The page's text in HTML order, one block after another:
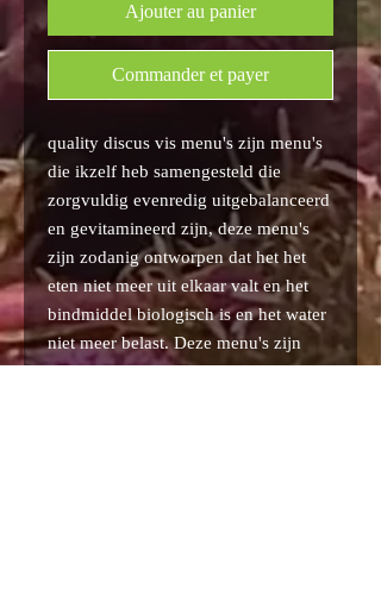
Ajouter au panier
Commander et payer
quality discus vis menu's zijn menu's
die ikzelf heb samengesteld die
zorgvuldig evenredig uitgebalanceerd
en gevitamineerd zijn, deze menu's
zijn zodanig ontworpen dat het het
eten niet meer uit elkaar valt en het
bindmiddel biologisch is en het water
niet meer belast. Deze menu's zijn
zodanig vervaardigd dat het 100 %